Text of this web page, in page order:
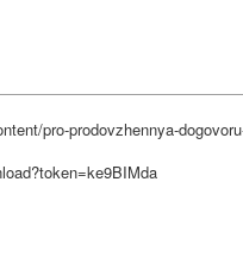
pro-prodovzhennya-